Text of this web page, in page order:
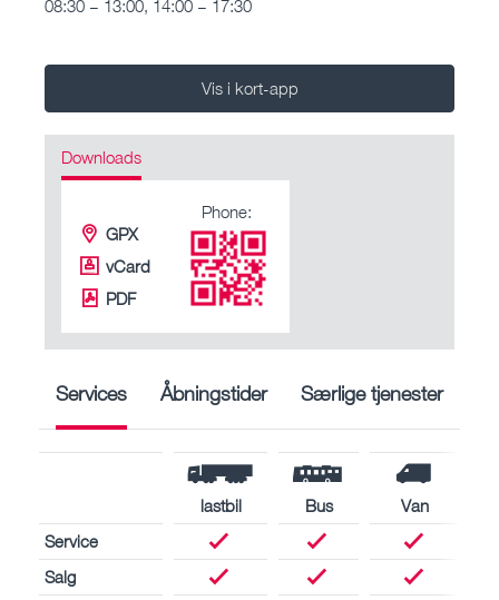
08:30 – 13:00, 14:00 – 17:30
Vis i kort-app
Downloads
GPX
vCard
PDF
Phone:
Services Åbningstider Særlige tjenester
lastbil Bus
Van
Service
Salg